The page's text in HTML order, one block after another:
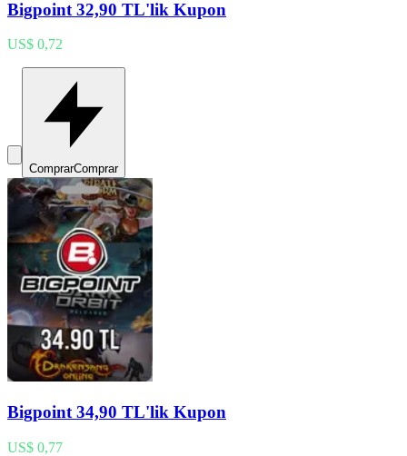
Bigpoint 32,90 TL'lik Kupon
US$ 0,72
ComprarComprar
Bigpoint 34,90 TL'lik Kupon
US$ 0,77